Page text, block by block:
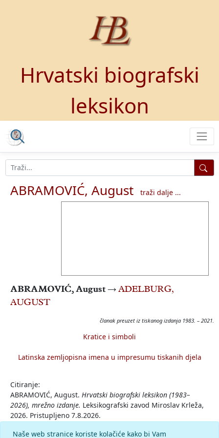
Hrvatski biografski
leksikon
ABRAMOVIĆ, August traži dalje ...
ABRAMOVIĆ, August → ADELBURG,
AUGUST
članak preuzet iz tiskanog izdanja 1983. – 2021.
Kratice i simboli
Latinska zemljopisna imena u impresumu tiskanih djela
Citiranje:
ABRAMOVIĆ, August. Hrvatski biografski leksikon (1983–
2026), mrežno izdanje. Leksikografski zavod Miroslav Krleža,
2026. Pristupljeno 7.8.2026.
Naše web stranice koriste kolačiće kako bi Vam